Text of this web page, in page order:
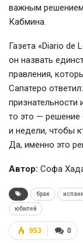
важным решением
Кабмина.
Газета «Diario de
он назвать
правления,
Сапатеро
признательности
то это — решение
и недели, чтобы
Да, именно это
Автор: Софа
брак
юбилей
0
953